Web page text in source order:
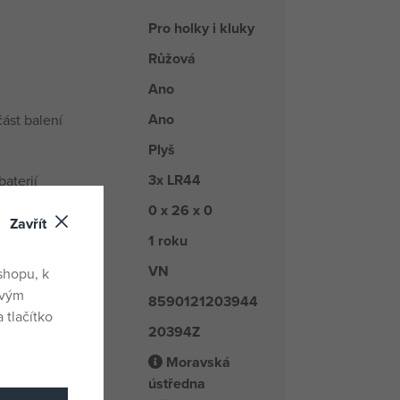
Pro holky i kluky
Růžová
Ano
balení Ano
Plyš
3x LR44
0 x 26 x 0
1 roku
VN
8590121203944
číslo 20394Z
Moravská
ústředna
Zavřít
k
tlačítko